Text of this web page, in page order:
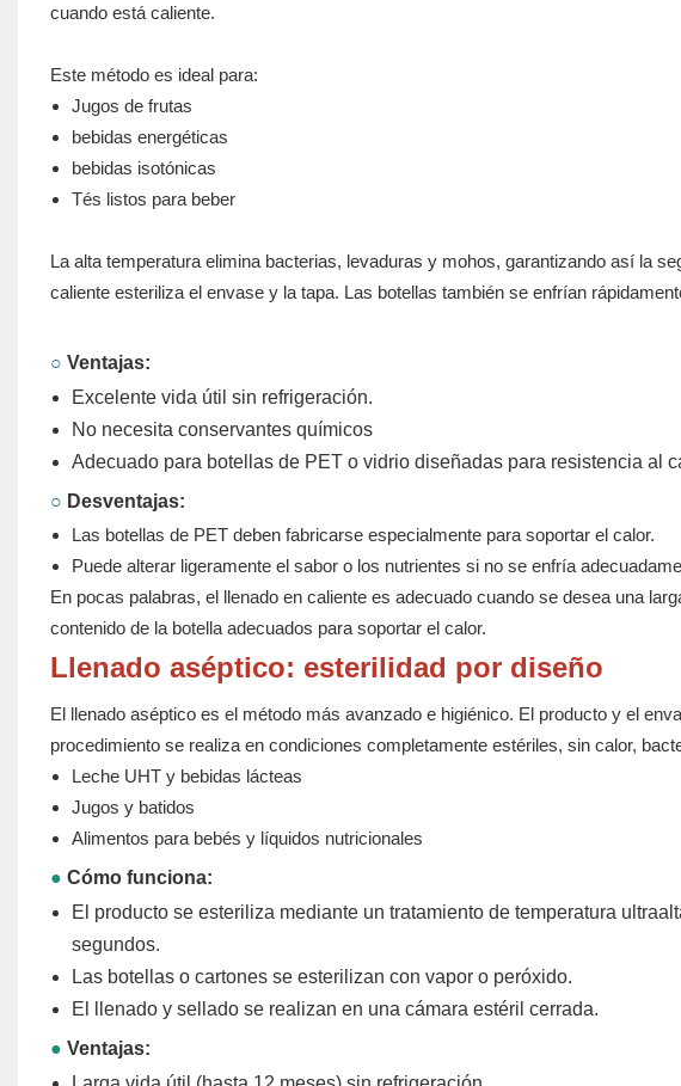
cuando está caliente.
Este método es ideal para:
Jugos de frutas
bebidas energéticas
bebidas isotónicas
Tés listos para beber
La alta temperatura elimina bacterias, levaduras y mohos, garantizando así la
caliente esteriliza el envase y la tapa. Las botellas también se enfrían
○ Ventajas:
Excelente vida útil sin refrigeración.
No necesita conservantes químicos
Adecuado para botellas de PET o vidrio diseñadas para resistencia al
○ Desventajas:
Las botellas de PET deben fabricarse especialmente para soportar el calor.
Puede alterar ligeramente el sabor o los nutrientes si no se enfría
En pocas palabras, el llenado en caliente es adecuado cuando se desea una
contenido de la botella adecuados para soportar el calor.
Llenado aséptico: esterilidad por diseño
El llenado aséptico es el método más avanzado e higiénico. El producto y el
procedimiento se realiza en condiciones completamente estériles, sin calor,
Leche UHT y bebidas lácteas
Jugos y batidos
Alimentos para bebés y líquidos nutricionales
● Cómo funciona:
El producto se esteriliza mediante un tratamiento de temperatura
segundos.
Las botellas o cartones se esterilizan con vapor o peróxido.
El llenado y sellado se realizan en una cámara estéril cerrada.
● Ventajas: